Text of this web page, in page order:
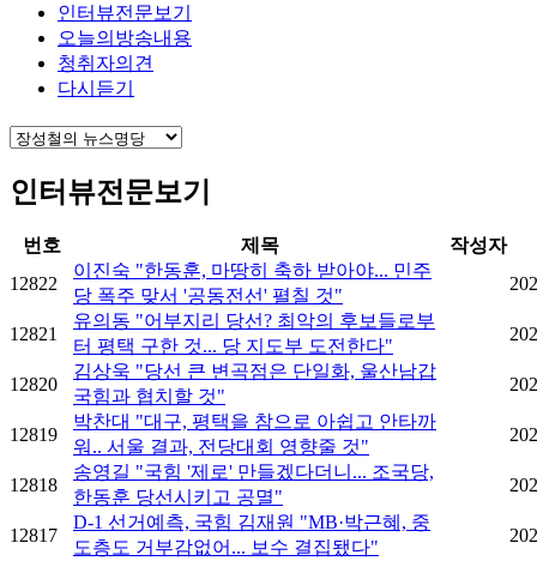
인터뷰전문보기
오늘의방송내용
청취자의견
다시듣기
인터뷰전문보기
번호 제목
작성자
12822
이진숙 "한동훈, 마땅히 축하 받아야... 민주
당 폭주 맞서 '공동전선' 펼칠 것"
12821
유의동 "어부지리 당선? 최악의 후보들로부
터 평택 구한 것... 당 지도부 도전한다"
12820
김상욱 "당선 큰 변곡점은 단일화, 울산남갑
국힘과 협치할 것"
12819
박찬대 "대구, 평택을 참으로 아쉽고 안타까
워.. 서울 결과, 전당대회 영향줄 것"
12818
송영길 "국힘 '제로' 만들겠다더니... 조국당,
한동훈 당선시키고 공멸"
12817
D-1 선거예측, 국힘 김재원 "MB·박근혜, 중
도층도 거부감없어... 보수 결집됐다"